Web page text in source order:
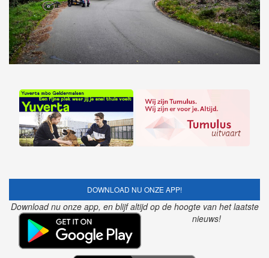
DOWNLOAD NU ONZE APP!
Download nu onze app, en blijf altijd op de hoogte van het laatste
nieuws!